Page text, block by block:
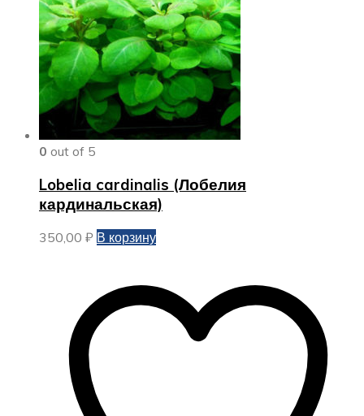
0 out of 5
Lobelia cardinalis (Лобелия
кардинальская)
350,00 ₽ В корзину